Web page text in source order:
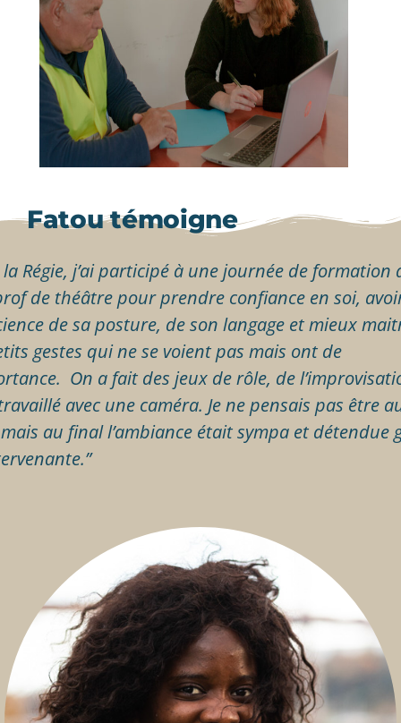
Fatou témoigne
la Régie, j’ai participé à une journée de formation
de théâtre pour prendre confiance en soi,
de sa posture, de son langage et mieux
gestes qui ne se voient pas mais ont de
On a fait des jeux de rôle, de
avec une caméra. Je ne pensais pas être
mais au final l’ambiance était sympa et détendue